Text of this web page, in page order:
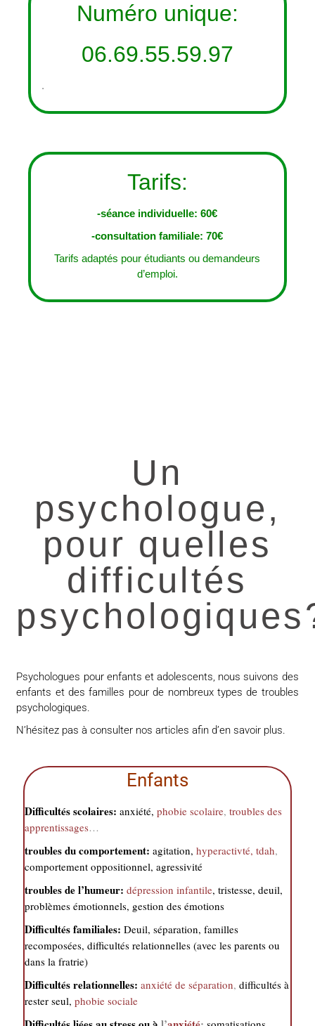
Numéro unique:
06.69.55.59.97
.
Tarifs:
-séance individuelle: 60€
-consultation familiale: 70€
Tarifs adaptés pour étudiants ou demandeurs
d’emploi.
Un
psychologue,
pour quelles
difficultés
Psychologues pour enfants et adolescents, nous suivons des
enfants et des familles pour de nombreux types de troubles
psychologiques.
N’hésitez pas à consulter nos articles afin d’en savoir plus.
Enfants
Difficultés scolaires: anxiété, phobie scolaire,troubles des
apprentissages…
troubles du comportement:agitation, hyperactivté, tdah,
comportement oppositionnel, agressivité
troubles de l’humeur: dépression infantile, tristesse, deuil,
problèmes émotionnels, gestion des émotions
Difficultés familiales: Deuil, séparation, familles
recomposées, difficultés relationnelles (avec les parents ou
dans la fratrie)
Difficultés relationnelles: anxiété de séparation,difficultés à
rester seul, phobie sociale